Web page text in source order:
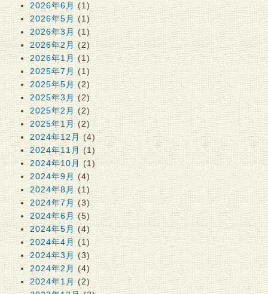
2026年6月 (1)
2026年5月 (1)
2026年3月(1)
2026年2月(2)
2026年1月 (1)
2025年7月 (1)
2025年5月(2)
2025年3月(2)
2025年2月(2)
2025年1月(2)
2024年12月(4)
2024年11月(1)
2024年10月 (1)
2024年9月(4)
2024年8月 (1)
2024年7月(3)
2024年6月(5)
2024年5月(4)
2024年4月(1)
2024年3月 (3)
2024年2月(4)
2024年1月(2)